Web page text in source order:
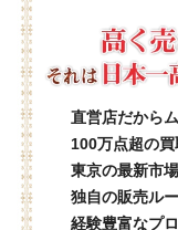
直営店だから
100万点超の買
東京の最新市
独自の販売ル
経験豊富なプ